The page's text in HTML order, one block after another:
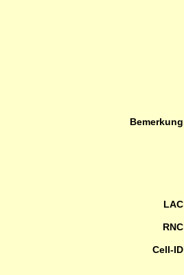
Bemerkung
LAC
RNC
Cell-ID